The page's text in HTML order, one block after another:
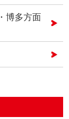
博多方面